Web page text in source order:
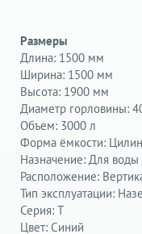
Размеры
Длина: 1500 мм
Ширина: 1500 мм
Высота: 1900 мм
Диаметр горловины:
Объем: 3000 л
Форма ёмкости:
Назначение: Для воды
Расположение:
Тип эксплуатации:
Серия: T
Цвет: Синий